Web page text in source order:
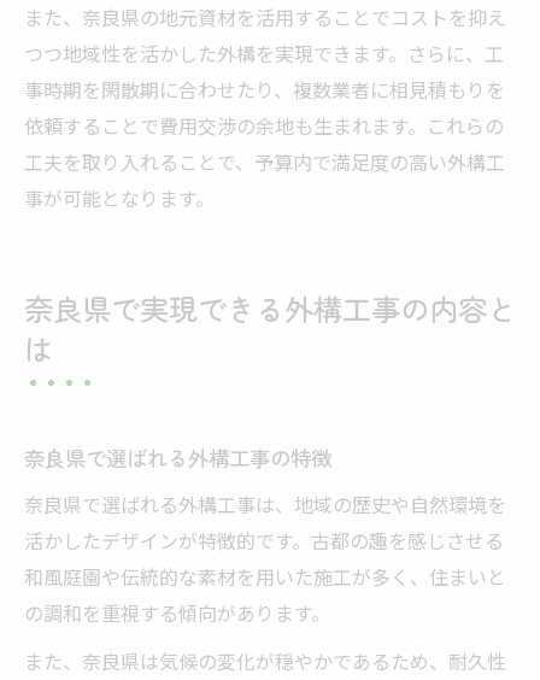
また、奈良県の地元資材を活用することでコストを抑え
つつ地域性を活かした外構を実現できます。さらに、工
事時期を閑散期に合わせたり、複数業者に相見積もりを
依頼することで費用交渉の余地も生まれます。これらの
工夫を取り入れることで、予算内で満足度の高い外構工
事が可能となります。
奈良県で実現できる外構工事の内容と
は
奈良県で選ばれる外構工事の特徴
奈良県で選ばれる外構工事は、地域の歴史や自然環境を
活かしたデザインが特徴的です。古都の趣を感じさせる
和風庭園や伝統的な素材を用いた施工が多く、住まいと
の調和を重視する傾向があります。
また、奈良県は気候の変化が穏やかであるため、耐久性